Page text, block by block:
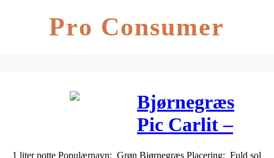
Pro Consumer
Bjørnegræs
Pic Carlit –
Festuca
1 liter potte Populærnavn: Grøn Bjørnegræs Placering: Fuld sol